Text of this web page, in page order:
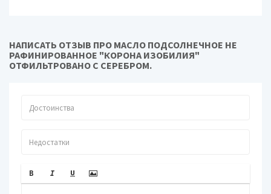
НАПИСАТЬ ОТЗЫВ ПРО МАСЛО ПОДСОЛНЕЧНОЕ НЕ
РАФИНИРОВАННОЕ "КОРОНА ИЗОБИЛИЯ"
ОТФИЛЬТРОВАНО С СЕРЕБРОМ.